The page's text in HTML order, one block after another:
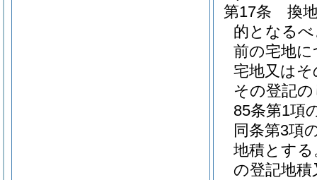
第17条
換
的となる
前の宅地
宅地又は
その登記
85条第1項
同条第3項
地積とす
の登記地